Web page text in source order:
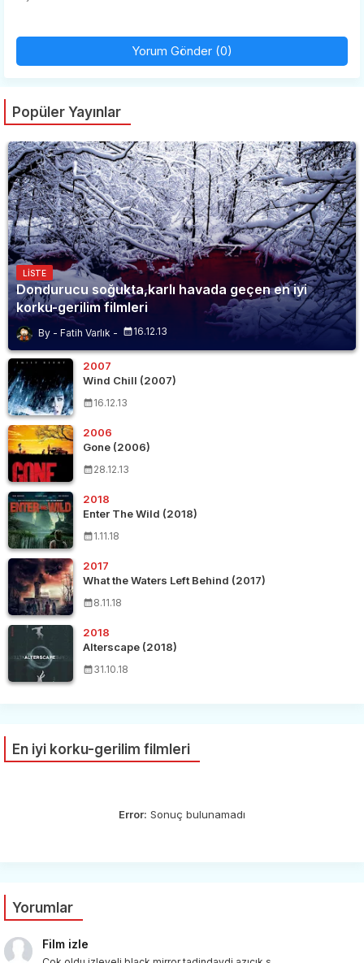
Yorum Gönder (0)
Popüler Yayınlar
LISTE
Dondurucu soğukta,karlı havada geçen en iyi
korku-gerilim filmleri
Fatih Varlık 16.12.13
2007
Wind Chill (2007)
16.12.13
2006
Gone (2006)
28.12.13
2018
Enter The Wild (2018)
1.11.18
2017
What the Waters Left Behind (2017)
8.11.18
2018
Alterscape (2018)
31.10.18
En iyi korku-gerilim filmleri
Error: Sonuç bulunamadı
Yorumlar
Film izle